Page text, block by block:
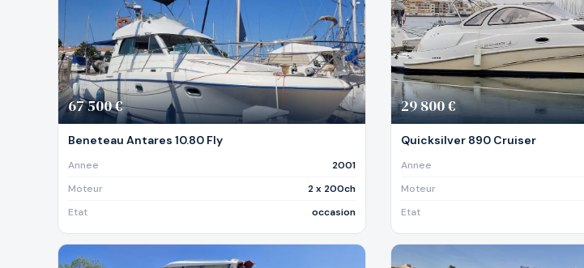
67 500 €
Beneteau Antares 10.80 Fly
Annee
2001
Moteur
2 x 200ch
Etat
occasion
29 800 €
Quicksilver 890 Cruiser
Annee
Moteur
Etat